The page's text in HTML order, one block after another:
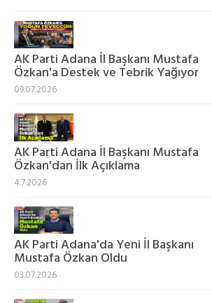
AK Parti Adana İl Başkanı Mustafa
Özkan'a Destek ve Tebrik Yağıyor
09.07.2026
AK Parti Adana İl Başkanı Mustafa
Özkan'dan İlk Açıklama
4.7.2026
AK Parti Adana'da Yeni İl Başkanı
Mustafa Özkan Oldu
03.07.2026